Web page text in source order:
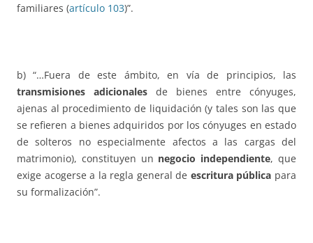
familiares (artículo 103)”.
b) “…Fuera de este ámbito, en vía de principios, las
transmisiones adicionales de bienes entre cónyuges,
ajenas al procedimiento de liquidación (y tales son las que
se refieren a bienes adquiridos por los cónyuges en estado
de solteros no especialmente afectos a las cargas del
matrimonio), constituyen un negocio independiente, que
exige acogerse a la regla general de escritura pública para
su formalización”.